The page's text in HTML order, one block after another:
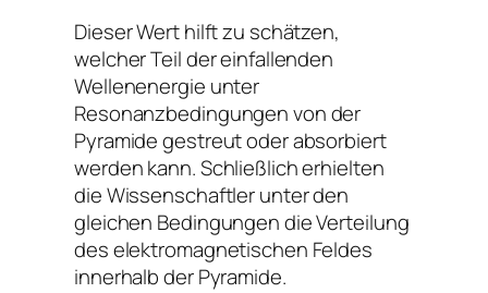
Dieser Wert hilft zu schätzen,
welcher Teil der einfallenden
Wellenenergie unter
Resonanzbedingungen von der
Pyramide gestreut oder absorbiert
werden kann. Schließlich erhielten
die Wissenschaftler unter den
gleichen Bedingungen die Verteilung
des elektromagnetischen Feldes
innerhalb der Pyramide.